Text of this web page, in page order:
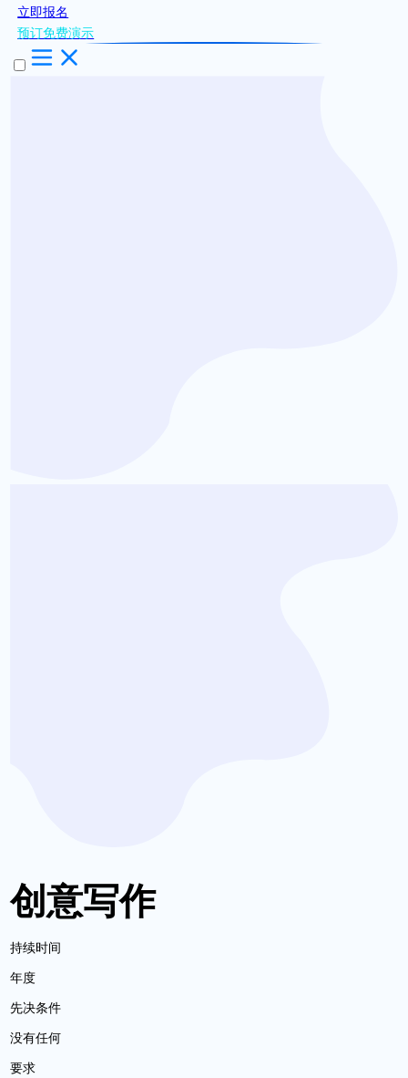
立即报名
预订免费演示
创意写作
持续时间
年度
先决条件
没有任何
要求